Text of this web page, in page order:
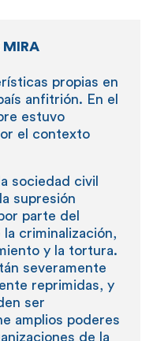
MIRA
propias en
anfitrión. En el
estuvo
el contexto
sociedad civil
supresión
parte del
criminalización,
y la tortura.
severamente
reprimidas, y
ser
amplios poderes
de la